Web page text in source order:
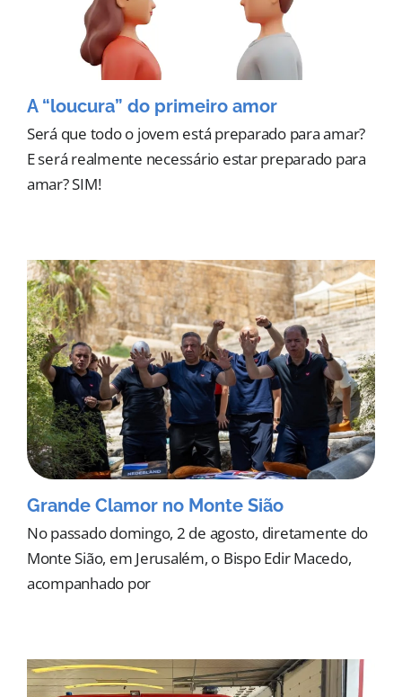
A “loucura” do primeiro amor
Será que todo o jovem está preparado para amar?
E será realmente necessário estar preparado para
amar? SIM!
Grande Clamor no Monte Sião
No passado domingo, 2 de agosto, diretamente do
Monte Sião, em Jerusalém, o Bispo Edir Macedo,
acompanhado por